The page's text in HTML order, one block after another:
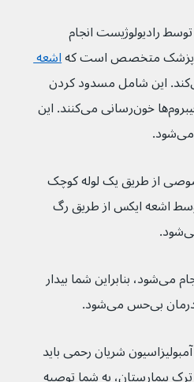
رادیولوژیست انجام
اشعه
و اسکن را تفسیر می‌کند. این شامل مسدود کردن
رگ‌های خونی است که به فیبروم‌ها خون‌رسانی می‌کنند. این
از طریق یک لوله کوچک
که توسط اشعه ایکس از طریق رگ
تحت بی حسی موضعی انجام می‌شود، بنابراین شما بیدار
می‌شود.
شریان رحمی باید